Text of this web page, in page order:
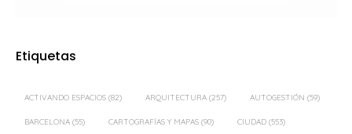
Etiquetas
ACTIVANDO ESPACIOS (82) ARQUITECTURA (257) AUTOGESTIÓN (59)
BARCELONA (55) CARTOGRAFÍAS Y MAPAS (90) CIUDAD (553)